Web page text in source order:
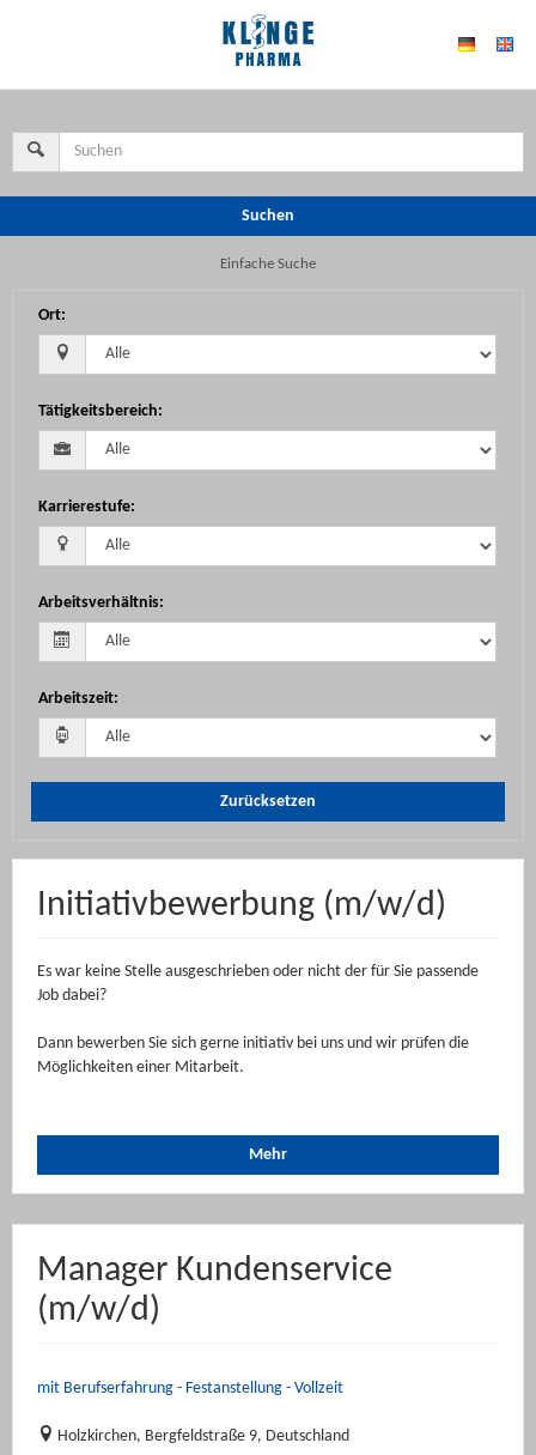
Suchen
Einfache Suche
Ort:
Tätigkeitsbereich:
Karrierestufe:
Arbeitsverhältnis:
Arbeitszeit:
Zurücksetzen
Initiativbewerbung (m/w/d)
Es war keine Stelle ausgeschrieben oder nicht der für Sie passende
Job dabei?
Dann bewerben Sie sich gerne initiativ bei uns und wir prüfen die
Möglichkeiten einer Mitarbeit.
Mehr
Manager Kundenservice
(m/w/d)
mit Berufserfahrung - Festanstellung - Vollzeit
Holzkirchen, Bergfeldstraße 9, Deutschland